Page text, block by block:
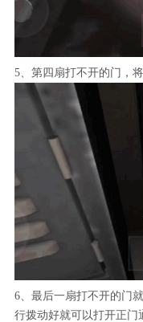
5、第四扇打不开的门，
6、最后一扇打不开的门
行拨动好就可以打开正门